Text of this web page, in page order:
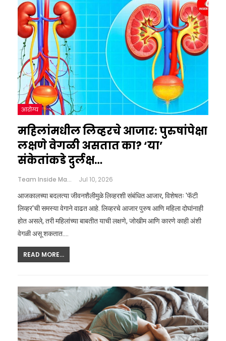
आरोग्य
महिलांमधील लिव्हरचे आजार: पुरुषांपेक्षा
लक्षणे वेगळी असतात का? ‘या’
संकेतांकडे दुर्लक्ष…
Team Inside Marathi Jul 10, 2026
आजकालच्या बदलत्या जीवनशैलीमुळे लिव्हरशी संबंधित आजार, विशेषतः 'फॅटी
लिव्हर'ची समस्या वेगाने वाढत आहे. लिव्हरचे आजार पुरुष आणि महिला दोघांनाही
होत असले, तरी महिलांच्या बाबतीत याची लक्षणे, जोखीम आणि कारणे काही अंशी
वेगळी असू शकतात.…
READ MORE...